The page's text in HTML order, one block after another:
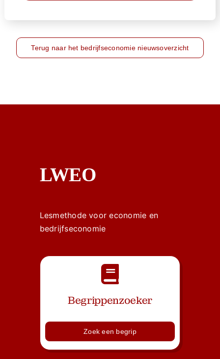
Terug naar het bedrijfseconomie nieuwsoverzicht
LWEO
Lesmethode voor economie en
bedrijfseconomie
Begrippenzoeker
Zoek een begrip